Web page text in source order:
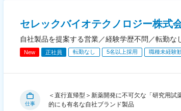
セレックバイオテクノロジー株式
自社製品を提案する営業／経験学歴不問／転勤な
New 正社員 転勤なし 5名以上採用 職種未経験
仕事
＜直行直帰型＞新薬開発に不可欠な「研究用
的にも有名な自社ブランド製品